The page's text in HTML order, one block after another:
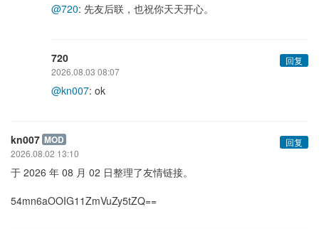
@720: 先友后联，也祝你天天开心。
720
回复
2026.08.03 08:07
@kn007: ok
kn007 MOD
回复
2026.08.02 13:10
于 2026 年 08 月 02 日整理了友情链接。
54mn6aOOIG11ZmVuZy5tZQ==